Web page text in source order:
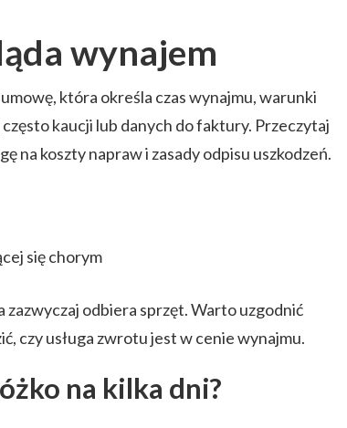
wynajem
która określa czas wynajmu, warunki
kaucji lub danych do faktury. Przeczytaj
na koszty napraw i zasady odpisu uszkodzeń.
się chorym
odbiera sprzęt. Warto uzgodnić
czy usługa zwrotu jest w cenie wynajmu.
na kilka dni?